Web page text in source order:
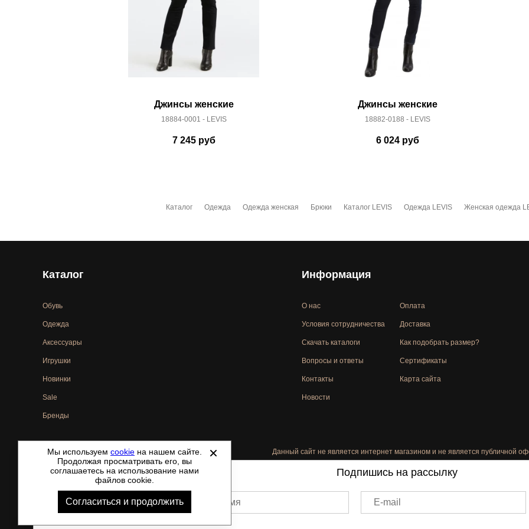
Джинсы женские
18884-0001 - LEVIS
7 245руб
Джинсы женские
18882-0188 - LEVIS
6 024руб
Каталог Одежда Одежда женская Брюки Каталог LEVIS Одежда LEVIS Женская одежда
Каталог
Обувь
Одежда
Аксессуары
Игрушки
Новинки
Sale
Бренды
Информация
О нас
Условия сотрудничества
Скачать каталоги
Вопросы и ответы
Контакты
Новости
Оплата
Доставка
Как подобрать размер?
Сертификаты
Карта сайта
©2021-2026 - ShoesTown.ru - все права защищены. Данный сайт не является интернет магазином и не является публичной
Мы используем cookie на нашем сайте.
Продолжая просматривать его, вы
соглашаетесь на использование нами
файлов cookie.
Согласиться и продолжить
Подпишись на рассылку
Ваше имя E-mail